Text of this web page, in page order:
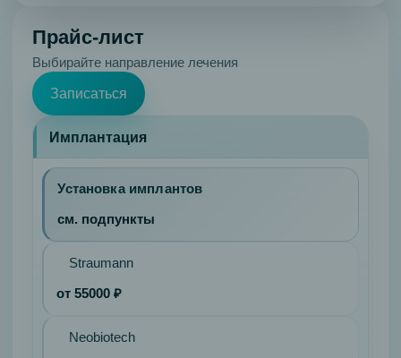
Глубокое
фторирование
Профессиональная
гигиена
Реминерализация
эмали
Ортопедия
эстетика
Коронки
Керамические
коронки
Max
Прайс-лист
Выбирайте направление лечения
Записаться
Имплантация
Установка имплантов
см. подпункты
Straumann
от 55000 ₽
Neobiotech